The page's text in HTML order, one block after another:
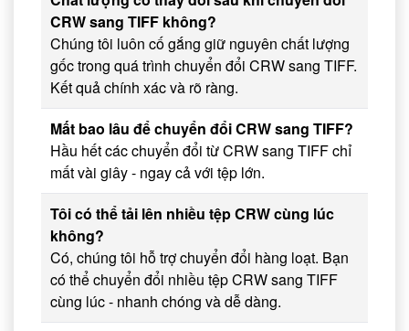
CRW sang TIFF không?
Chúng tôi luôn cố gắng giữ nguyên chất lượng
gốc trong quá trình chuyển đổi CRW sang TIFF.
Kết quả chính xác và rõ ràng.
Mất bao lâu để chuyển đổi CRW sang TIFF?
Hầu hết các chuyển đổi từ CRW sang TIFF chỉ
mất vài giây - ngay cả với tệp lớn.
Tôi có thể tải lên nhiều tệp CRW cùng lúc
không?
Có, chúng tôi hỗ trợ chuyển đổi hàng loạt. Bạn
có thể chuyển đổi nhiều tệp CRW sang TIFF
cùng lúc - nhanh chóng và dễ dàng.